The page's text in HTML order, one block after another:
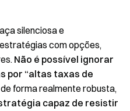
silenciosa e
com opções,
Não é possível ignorar
por “altas taxas de
forma realmente robusta,
capaz de resistir